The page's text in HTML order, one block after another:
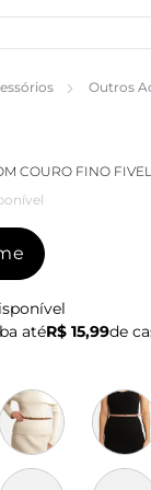
Outros
COURO FINO
atéR$ 15,99de